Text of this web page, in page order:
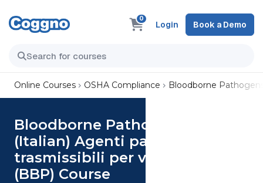
0
Login Book a Demo
Online Courses OSHA Compliance Bloodborne
Bloodborne Pathogens (BBP)
(Italian) Agenti patogeni
trasmissibili per via ematica
(BBP) Course